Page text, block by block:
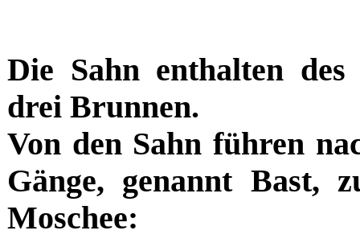
Die Sahn enthalten
drei Brunnen.
Von den Sahn führen
Gänge, genannt Bast,
Moschee: